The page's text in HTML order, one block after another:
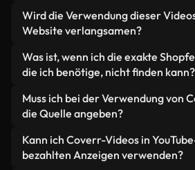
Beides. Es handelt sich um eine
aus realen, von Menschen
generierten Videos. Jedes Video
beschriftet, sodass Sie immer
verwenden.
Wird die Verwendung dieser
Website verlangsamen?
Nicht, wenn Sie unsere
wählen. Wir bieten schlanke,
wurden – so bleibt die Qualität
gleichzeitig die Ladezeiten
Kennzahlen wie LCP verbessert
Was ist, wenn ich die exakte
die ich benötige, nicht finden kann?
Mit Coverr AI Studio erstellen
Handumdrehen ein solches
Sonnenuntergang" – und das
innerhalb von Sekunden ein
Muss ich bei der Verwendung von
die Quelle angeben?
Eine Namensnennung ist nicht
Videos in unserer
Kann ich Coverr-Videos in
bezahlten Anzeigen verwenden?